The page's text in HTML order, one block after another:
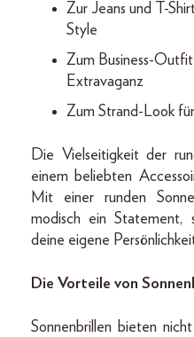
Zur Jeans und T-
Style
Zum Business-
Extravaganz
Zum Strand-Look
Die Vielseitigkeit der
einem beliebten
Mit einer runden
modisch ein Statement,
deine eigene
Die Vorteile von
Sonnenbrillen bieten